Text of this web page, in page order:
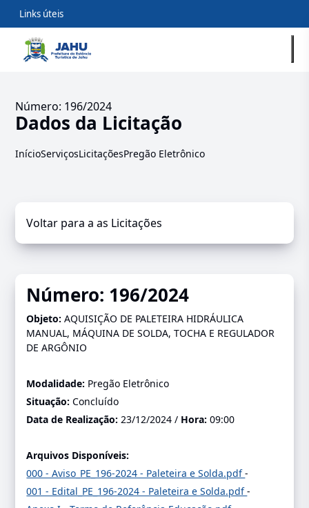
Links úteis
Número: 196/2024
Dados da Licitação
InícioServiçosLicitaçõesPregão Eletrônico
Voltar para a as Licitações
Número: 196/2024
Objeto:AQUISIÇÃO DE PALETEIRA HIDRÁULICA
MANUAL, MÁQUINA DE SOLDA, TOCHA E REGULADOR
DE ARGÔNIO
Modalidade: Pregão Eletrônico
Situação:Concluído
Data de Realização:23/12/2024 / Hora:09:00
Arquivos Disponíveis:
000 - Aviso_PE_196-2024 - Paleteira e Solda.pdf-
001 - Edital_PE_196-2024 - Paleteira e Solda.pdf-